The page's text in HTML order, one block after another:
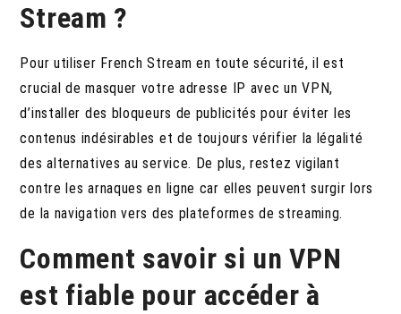
Stream ?
Pour utiliser French Stream en toute sécurité, il est
crucial de masquer votre adresse IP avec un VPN,
d’installer des bloqueurs de publicités pour éviter les
contenus indésirables et de toujours vérifier la légalité
des alternatives au service. De plus, restez vigilant
contre les arnaques en ligne car elles peuvent surgir lors
de la navigation vers des plateformes de streaming.
Comment savoir si un VPN
est fiable pour accéder à